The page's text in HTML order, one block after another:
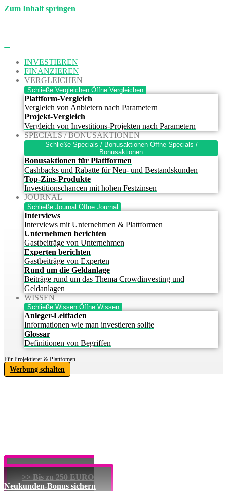
Zum Inhalt springen
INVESTIEREN
FINANZIEREN
VERGLEICHEN
Schließe Vergleichen Öffne Vergleichen
Plattform-Vergleich
Vergleich von Anbietern nach Parametern
Projekt-Vergleich
Vergleich von Investitions-Projekten nach Parametern
SPECIALS / BONUSAKTIONEN
Schließe Specials / Bonusaktionen Öffne Specials /
Bonusaktionen
Bonusaktionen für Plattformen
Cashbacks und Rabatte für Neu- und Bestandskunden
Top-Zins-Produkte
Investitionschancen mit hohen Festzinsen
JOURNAL
Schließe Journal Öffne Journal
Interviews
Interviews mit Unternehmen & Plattformen
Unternehmen berichten
Gastbeiträge von Unternehmen
Experten berichten
Gastbeiträge von Experten
Rund um die Geldanlage
Beiträge rund um das Thema Crowdinvesting und
Geldanlagen
WISSEN
Schließe Wissen Öffne Wissen
Anleger-Leitfaden
Informationen wie man investieren sollte
Glossar
Definitionen von Begriffen
Für Projektierer & Plattfomen
Werbung schalten
>> Bis zu 250 EURO
Neukunden-Bonus sichern